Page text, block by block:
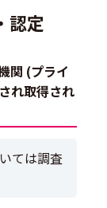
認定
関 (プライ
れ取得され
ては調査